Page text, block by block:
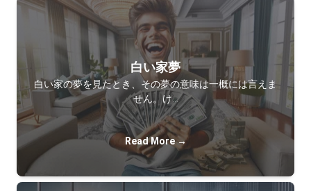
白い家夢
白い家の夢を見たとき、その夢の意味は一概には言えま
せん。け…
Read More →